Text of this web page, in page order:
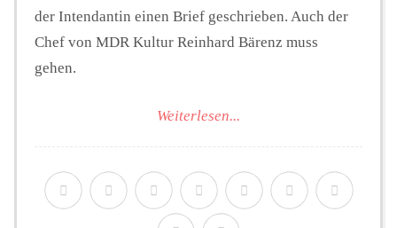
der Intendantin einen Brief geschrieben. Auch der
Chef von MDR Kultur Reinhard Bärenz muss
gehen.
Weiterlesen...